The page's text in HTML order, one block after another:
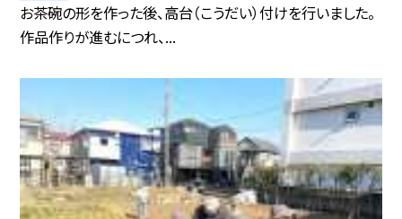
お茶碗の形を作った後、高台（こうだい）付けを行いました。
作品作りが進むにつれ、...